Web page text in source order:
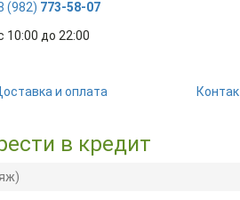
(982) 773-58-07
10:00 до 22:00
и оплата
в кредит